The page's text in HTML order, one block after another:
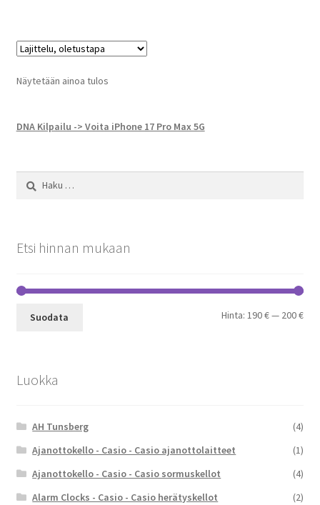
Näytetään ainoa tulos
DNA Kilpailu -> Voita iPhone 17 Pro Max 5G
Haku:
Etsi hinnan mukaan
Suodata Hinta: 190 €— 200 €
Luokka
AH Tunsberg
(4)
Ajanottokello - Casio - Casio ajanottolaitteet
(1)
Ajanottokello - Casio - Casio sormuskellot
(4)
Alarm Clocks - Casio - Casio herätyskellot
(2)